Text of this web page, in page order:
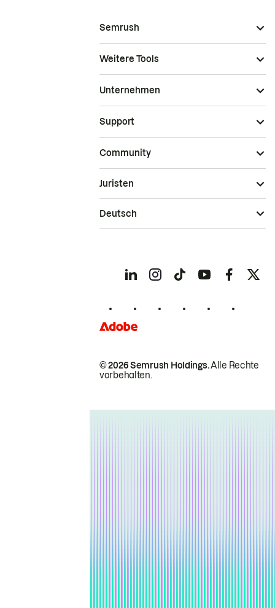
Semrush
Weitere Tools
Unternehmen
Support
Community
© 2026 Semrush Holdings.Alle Rechte
vorbehalten.
Juristen
Deutsch